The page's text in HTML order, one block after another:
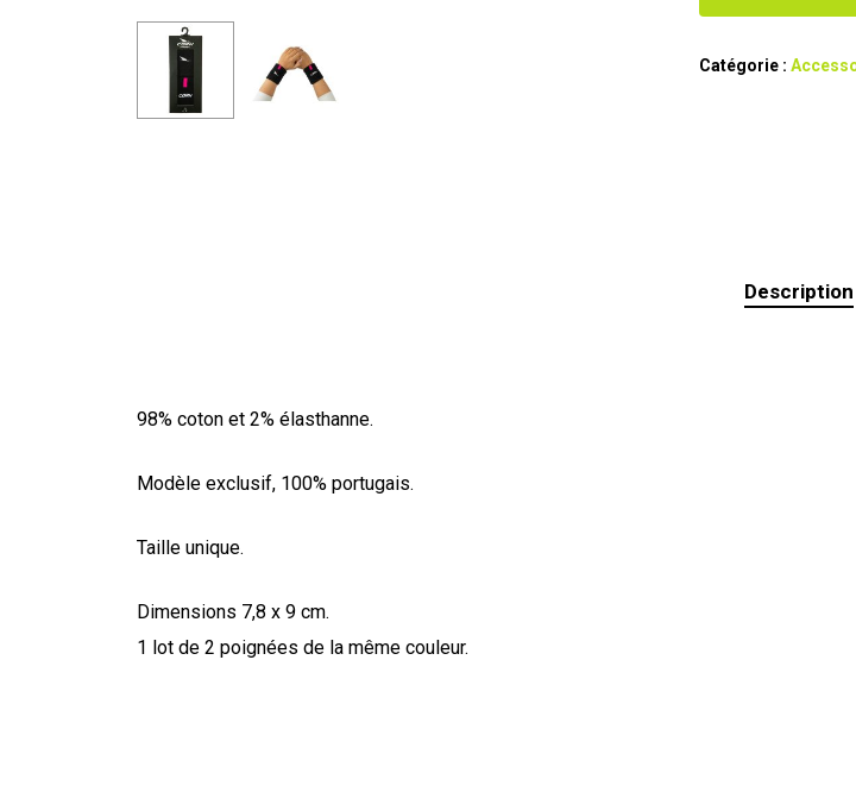
Catégorie :
Description
98% coton et 2% élasthanne.
Modèle exclusif, 100% portugais.
Taille unique.
Dimensions 7,8 x 9 cm.
1 lot de 2 poignées de la même couleur.